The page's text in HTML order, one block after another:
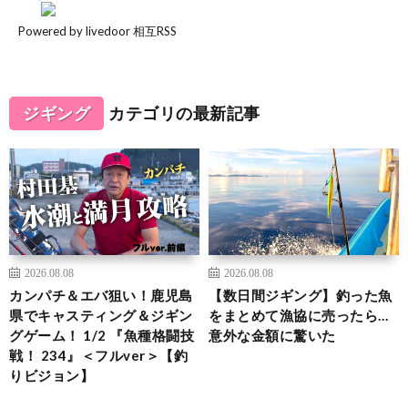
Powered by livedoor 相互RSS
ジギング カテゴリの最新記事
2026.08.08
カンパチ＆エバ狙い！鹿児島
県でキャスティング＆ジギン
グゲーム！ 1/2 『魚種格闘技
戦！ 234』＜フルver＞【釣
りビジョン】
2026.08.08
【数日間ジギング】釣った魚
をまとめて漁協に売ったら…
意外な金額に驚いた